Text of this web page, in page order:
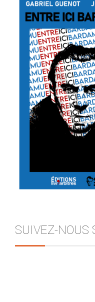
SUIVEZ-NOUS